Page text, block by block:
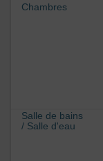
Chambres
Salle de bains
/ Salle d'eau